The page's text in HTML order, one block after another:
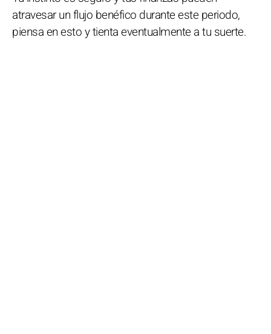
atravesar un flujo benéfico durante este periodo,
piensa en esto y tienta eventualmente a tu suerte.